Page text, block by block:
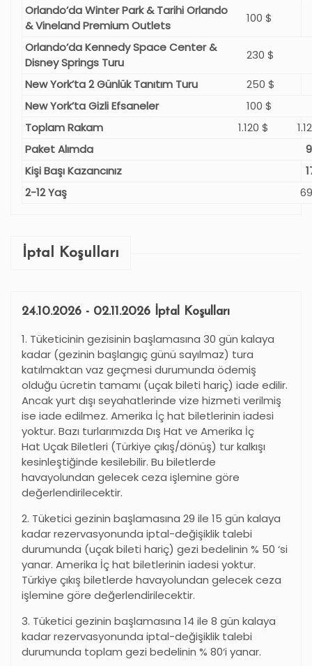
Orlando’da Winter Park & Tarihi Orlando
& Vineland Premium Outlets
100 $
Orlando’da Kennedy Space Center &
Disney Springs Turu
230 $
New York’ta 2 Günlük Tanıtım Turu
250 $
New York’ta Gizli Efsaneler
100 $
Toplam Rakam
1.120 $
Paket Alımda
Kişi Başı Kazancınız
2-12 Yaş
İptal Koşulları
24.10.2026 - 02.11.2026 İptal Koşulları
1. Tüketicinin gezisinin başlamasına 30 gün kalaya
kadar (gezinin başlangıç günü sayılmaz) tura
katılmaktan vaz geçmesi durumunda ödemiş
olduğu ücretin tamamı (uçak bileti hariç) iade edilir.
Ancak yurt dışı seyahatlerinde vize hizmeti verilmiş
ise iade edilmez. Amerika İç hat biletlerinin iadesi
yoktur. Bazı turlarımızda Dış Hat ve Amerika İç
Hat Uçak Biletleri (Türkiye çıkış/dönüş) tur kalkışı
kesinleştiğinde kesilebilir. Bu biletlerde
havayolundan gelecek ceza işlemine göre
değerlendirilecektir.
2. Tüketici gezinin başlamasına 29 ile 15 gün kalaya
kadar rezervasyonunda iptal-değişiklik talebi
durumunda (uçak bileti hariç) gezi bedelinin % 50 ‘si
yanar. Amerika İç hat biletlerinin iadesi yoktur.
Türkiye çıkış biletlerde havayolundan gelecek ceza
işlemine göre değerlendirilecektir.
3. Tüketici gezinin başlamasına 14 ile 8 gün kalaya
kadar rezervasyonunda iptal-değişiklik talebi
durumunda toplam gezi bedelinin % 80‘i yanar.